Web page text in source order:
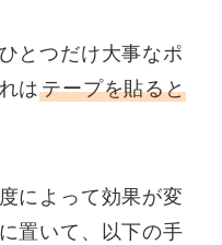
とつだけ大事なポ
はテープを貼ると
によって効果が変
置いて、以下の手